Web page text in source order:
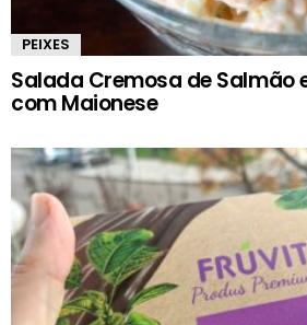
PEIXES
Salada Cremosa de Salmão
com Maionese